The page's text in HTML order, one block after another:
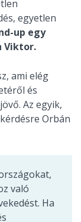
egyetlen
up egy
Viktor.
ami elég
és
Az egyik,
Orbán
való
Ha